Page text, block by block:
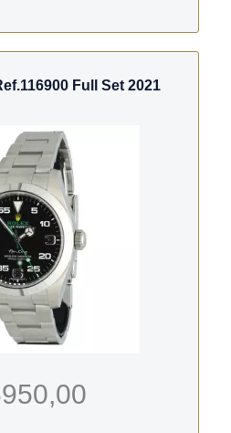
Full Set 2021